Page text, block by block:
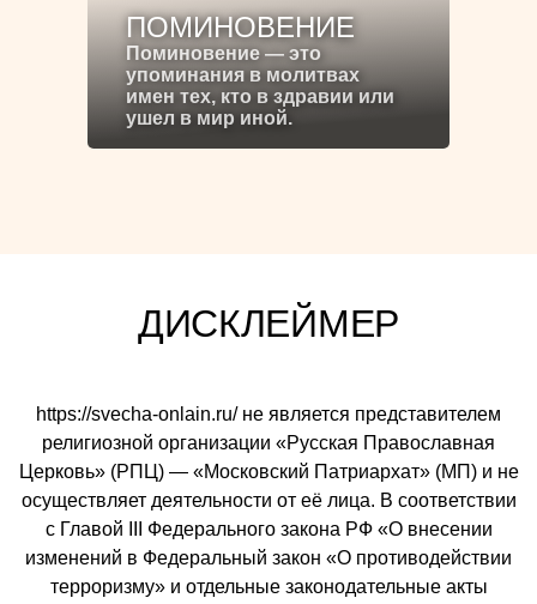
ПОМИНОВЕНИЕ
Поминовение — это
упоминания в молитвах
имен тех, кто в здравии или
ушел в мир иной.
ДИСКЛЕЙМЕР
https://svecha-onlain.ru/ не является представителем
религиозной организации «Русская Православная
Церковь» (РПЦ) — «Московский Патриархат» (МП) и не
осуществляет деятельности от её лица. В соответствии
с Главой III Федерального закона РФ «О внесении
изменений в Федеральный закон «О противодействии
терроризму» и отдельные законодательные акты